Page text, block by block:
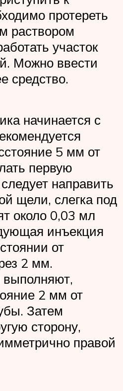
протереть
раствором
участок
Можно ввести
средство.
начинается с
5 мм от
первую
направить
щели, слегка под
около 0,03 мл
инъекция
от
2 мм.
выполняют,
2 мм от
Затем
сторону,
правой